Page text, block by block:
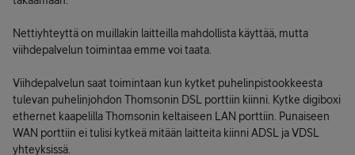
Nettiyhteyttä on muillakin laitteilla mahdollista käyttää, mutta
viihdepalvelun toimintaa emme voi taata.
Viihdepalvelun saat toimintaan kun kytket puhelinpistookkeesta
tulevan puhelinjohdon Thomsonin DSL porttiin kiinni. Kytke digiboxi
ethernet kaapelilla Thomsonin keltaiseen LAN porttiin. Punaiseen
WAN porttiin ei tulisi kytkeä mitään laitteita kiinni ADSL ja VDSL
yhteyksissä.